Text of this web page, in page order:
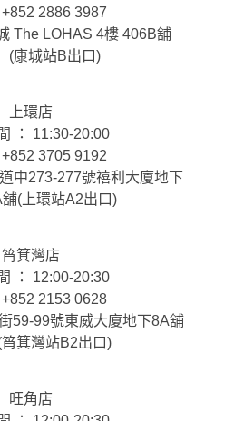
2886 3987
The LOHAS 4樓 406B舖
站B出口)
上環店
： 11:30-20:00
3705 9192
中273-277號禧利大廈地下
環站A2出口)
筲箕灣店
： 12:00-20:30
2153 0628
59-99號東威大廈地下8A舖
站B2出口)
旺角店